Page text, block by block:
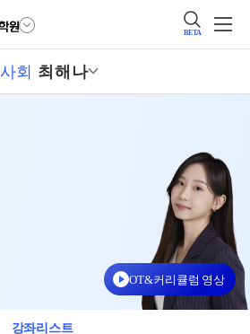
BETA
사회 최해나
OT&커리큘럼 영상
강좌리스트